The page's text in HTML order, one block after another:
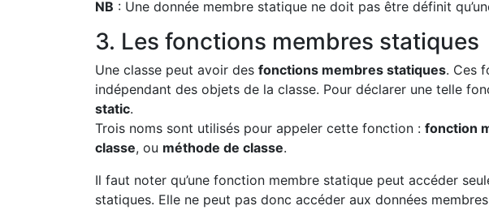
NB : Une donnée membre statique ne doit pas être définit
3. Les fonctions membres statiques
Une classe peut avoir des fonctions membres statiques. Ces
indépendant des objets de la classe. Pour déclarer une telle
static.
Trois noms sont utilisés pour appeler cette fonction : fonction
classe, ou méthode de classe.
Il faut noter qu’une fonction membre statique peut accéder
statiques. Elle ne peut pas donc accéder aux données